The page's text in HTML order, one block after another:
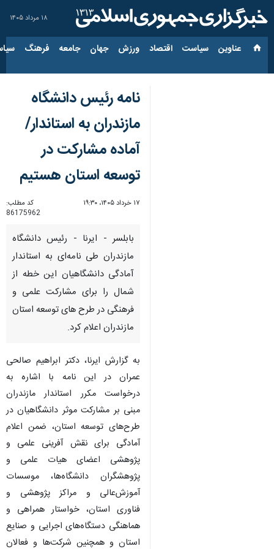
۱۸ مرداد ۱۴۰۵
عناوین‌ سیاست اقتصاد ورزش جهان جامعه فرهنگ
نامه رئیس دانشگاه
مازندران به استاندار/
آماده مشارکت در
توسعه استان هستیم
۱۷ خرداد ۱۴۰۵، ۱۹:۳۰
کد مطلب:
86175962
بابلسر - ایرنا - رئیس دانشگاه
مازندران طی نامه‌ای به استاندار
آمادگی دانشگاهیان این خطه از
شمال را برای مشارکت علمی و
فرهنگی در طرح های توسعه استان
مازندران اعلام کرد.
به گزارش ایرنا، دکتر ابراهیم صالحی
عمران در این نامه با اشاره به
درخواست مکرر استاندار مازندران
مبنی بر مشارکت موثر دانشگاهیان در
طرح‌های توسعه استان، ضمن اعلام
آمادگی برای نقش آفرینی علمی و
پژوهشی اعضای هیات علمی و
پژوهشگران دانشگاه‌ها، موسسات
آموزش‌عالی و مراکز پژوهشی و
فناوری استان، خواستار همراهی و
هماهنگی دستگاه‌های اجرایی و صنایع
استان و همچنین شرکت‌ها و فعالان